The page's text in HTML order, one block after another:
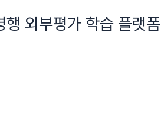
행 외부평가 학습 플랫폼